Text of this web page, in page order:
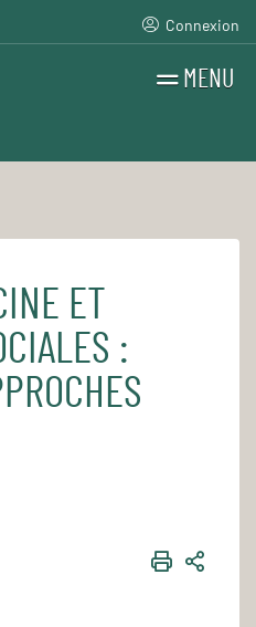
Connexion
MENU
Les cours et séminaires
ET
: